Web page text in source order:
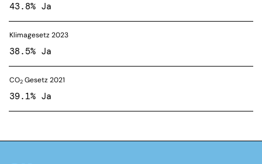
43.8% Ja
Klimagesetz 2023
38.5% Ja
CO2 Gesetz 2021
39.1% Ja